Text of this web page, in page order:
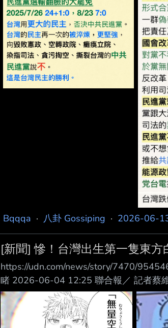
12億5717 萬元發還被害人，鄭前年7
受 不白之冤」，要求相關院檢研議平
Bqqqa · 八卦 Gossiping · 2026-06-
[新聞] 慘！台灣出生第一隻東方
https://udn.com/news/story/7470/
睹 2026-06-04 12:25 聯合報／ 記者蔡
東方白鸛幼鳥，1個多月來離巢隨親鳥在
生了！其中一隻幼鳥，今晨被發現鳥體
測是昏暗飛行中遭風機擊中，當 場慘死